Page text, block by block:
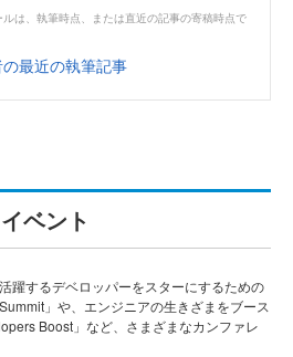
は、執筆時点、または直近の記事の寄稿時点で
最近の執筆記事
イベント
躍するデベロッパーをスターにするための
」や、エンジニアの生きざまをブース
Boost」など、さまざまなカンファレ